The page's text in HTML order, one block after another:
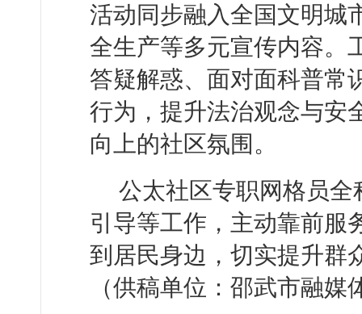
活动同步融入全国文明城
全生产等多元宣传内容。
答疑解惑、面对面科普常
行为，提升法治观念与安
向上的社区氛围。
公太社区专职网格员
引导等工作，主动靠前服
到居民身边，切实提升群
（供稿单位：邵武市融